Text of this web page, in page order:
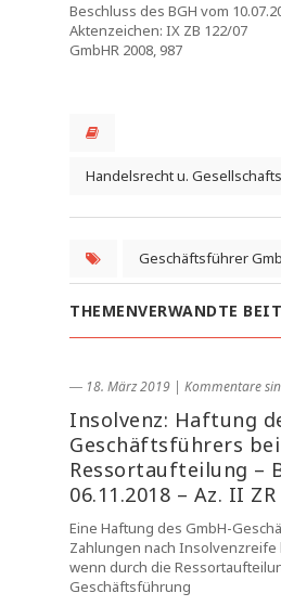
Beschluss des BGH vom
Aktenzeichen: IX ZB 122/07
GmbHR 2008, 987
Handelsrecht u.
Geschäftsführer
THEMENVERWANDTE
― 18. März 2019 | Kommentare
Insolvenz: Haftung
Geschäftsführers
Ressortaufteilung –
06.11.2018 – Az. II
Eine Haftung des GmbH-
Zahlungen nach
wenn durch die
Geschäftsführung